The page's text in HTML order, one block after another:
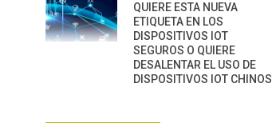
QUIERE ESTA NUEVA
ETIQUETA EN LOS
DISPOSITIVOS IOT
SEGUROS O QUIERE
DESALENTAR EL USO DE
DISPOSITIVOS IOT CHINOS